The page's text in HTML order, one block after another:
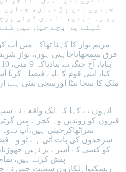
جیلوں میں پڑے ہیں، جیلوں
رو رہے ہیں، انہیں کوئی
کہنے پر بچے جیل میں
فرق سمجھاناچاہتی ہوں، نواز
کیا، اپنی قوم کےلیے فیصلہ
ملک کا سچا بیٹا اورسچی بیٹی ہے،
انہوں نے کہا کہ ایک واقعے نے
قبروں کو روندیں وہ کچرے میں
سراٹھاکرجیتی ہیں،آپ
سرحدوں کی بات آتی ہے تو وہ
کو کسی کے آسرے پر نہیں
پیش کرتے ہیں،
ریسکیواہلکاروں سمیت جس